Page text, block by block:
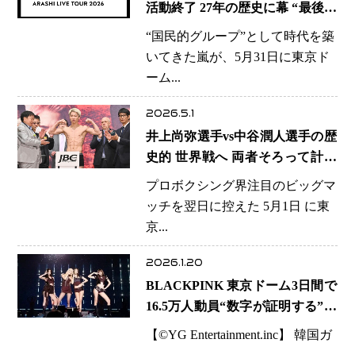
活動終了 27年の歴史に幕 “最後の
5人”がファンへ感謝
“国民的グループ”として時代を築
いてきた嵐が、5月31日に東京ド
ーム...
2026.5.1
井上尚弥選手vs中谷潤人選手の歴
史的 世界戦へ 両者そろって計量
一発クリア 東京ドーム決戦に万
プロボクシング界注目のビッグマ
ッチを翌日に控えた 5月1日 に東
京...
2026.1.20
BLACKPINK 東京ドーム3日間で
16.5万人動員“数字が証明する”世
界トップガールズグループの現在
【©️YG Entertainment.inc】 韓国ガ